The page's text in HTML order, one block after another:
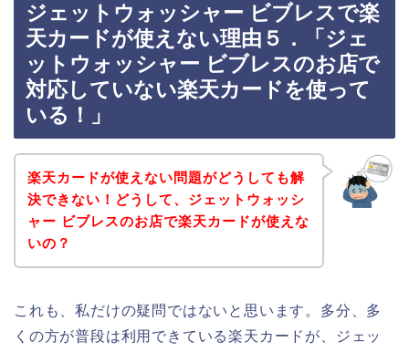
ジェットウォッシャー ビブレスで楽
天カードが使えない理由５．「ジェ
ットウォッシャー ビブレスのお店で
対応していない楽天カードを使って
いる！」
楽天カードが使えない問題がどうしても解
決できない！どうして、ジェットウォッシ
ャー ビブレスのお店で楽天カードが使えな
いの？
これも、私だけの疑問ではないと思います。多分、多
くの方が普段は利用できている楽天カードが、ジェッ